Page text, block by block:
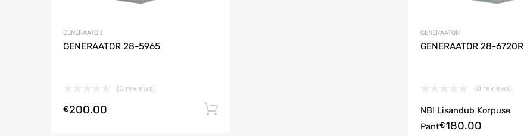
GENERAATOR
GENERAATOR 28-5965
(0 reviews)
€200.00
GENERAATOR
GENERAATOR 28-6720R
(0 reviews)
NB! Lisandub Korpuse
Pant€180.00